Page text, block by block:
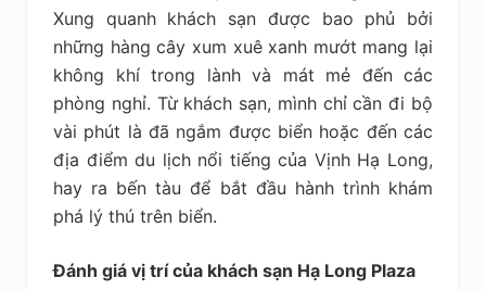
Xung quanh khách sạn được bao phủ bởi
những hàng cây xum xuê xanh mướt mang lại
không khí trong lành và mát mẻ đến các
phòng nghỉ. Từ khách sạn, mình chỉ cần đi bộ
vài phút là đã ngắm được biển hoặc đến các
địa điểm du lịch nổi tiếng của Vịnh Hạ Long,
hay ra bến tàu để bắt đầu hành trình khám
phá lý thú trên biển.
Đánh giá vị trí của khách sạn Hạ Long Plaza